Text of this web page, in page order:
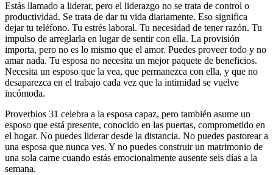
Estás llamado a liderar, pero el liderazgo no se trata de control o
productividad. Se trata de dar tu vida diariamente. Eso significa
dejar tu teléfono. Tu estrés laboral. Tu necesidad de tener razón. Tu
impulso de arreglarla en lugar de sentir con ella. La provisión
importa, pero no es lo mismo que el amor. Puedes proveer todo y no
amar nada. Tu esposa no necesita un mejor paquete de beneficios.
Necesita un esposo que la vea, que permanezca con ella, y que no
desaparezca en el trabajo cada vez que la intimidad se vuelve
incómoda.
Proverbios 31 celebra a la esposa capaz, pero también asume un
esposo que está presente, conocido en las puertas, comprometido en
el hogar. No puedes liderar desde la distancia. No puedes pastorear a
una esposa que nunca ves. Y no puedes construir un matrimonio de
una sola carne cuando estás emocionalmente ausente seis días a la
semana.